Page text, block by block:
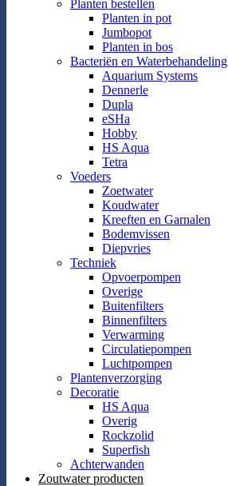
Planten bestellen
Planten in pot
Jumbopot
Planten in bos
Bacteriën en Waterbehandeling
Aquarium Systems
Dennerle
Dupla
eSHa
Hobby
HS Aqua
Tetra
Voeders
Zoetwater
Koudwater
Kreeften en Garnalen
Bodemvissen
Diepvries
Techniek
Opvoerpompen
Overige
Buitenfilters
Binnenfilters
Verwarming
Circulatiepompen
Luchtpompen
Plantenverzorging
Decoratie
HS Aqua
Overig
Rockzolid
Superfish
Achterwanden
Zoutwater producten